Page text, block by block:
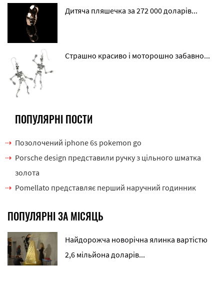
Дитяча пляшечка за 272 000 доларів...
Страшно красиво і моторошно забавно...
ПОПУЛЯРНІ ПОСТИ
Позолочений iphone 6s pokemon go
Porsche design представили ручку з цільного шматка
золота
Pomellato представляє перший наручний годинник
ПОПУЛЯРНІ ЗА МІСЯЦЬ
Найдорожча новорічна ялинка вартістю
2,6 мільйона доларів...